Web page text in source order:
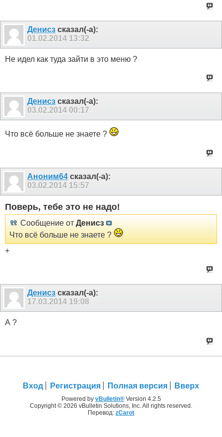
Денисз сказал(-а):
01.02.2014 13:32
Не идел как туда зайти в это меню ?
Денисз сказал(-а):
03.02.2014 00:17
Что всё больше не знаете ?
Аноним64 сказал(-а):
03.02.2014 15:57
Поверь, тебе это не надо!
Сообщение от Денисз
Что всё больше не знаете ?
+
Денисз сказал(-а):
17.03.2014 19:08
А ?
Вход Регистрация Полная версия Вверх
Powered by vBulletin®Version 4.2.5
Copyright © 2026 vBulletin Solutions, Inc. All rights reserved.
Перевод: zCarot